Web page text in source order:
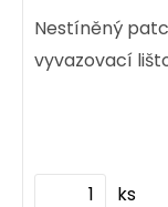
Nestíněný
vyvazovací
ks